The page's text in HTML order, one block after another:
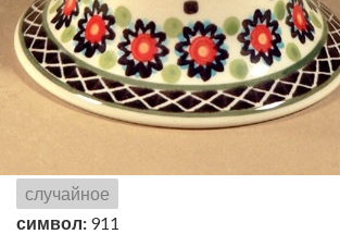
случайное
символ: 911